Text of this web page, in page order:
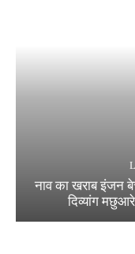
नाव का खराब इंजन
दिव्यांग